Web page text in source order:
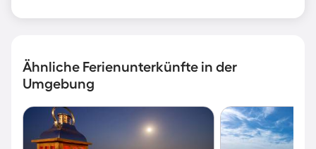
Ähnliche Ferienunterkünfte in der
Umgebung